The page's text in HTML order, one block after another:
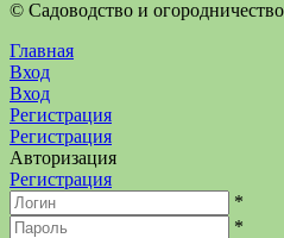
©️ Садоводство и
Главная
Вход
Вход
Регистрация
Регистрация
Авторизация
Регистрация
*
*